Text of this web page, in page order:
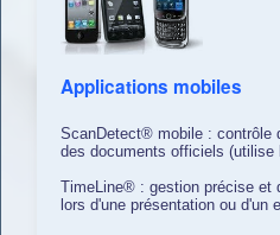
Applications mobiles
ScanDetect® mobile : contrôle
des documents officiels
TimeLine® : gestion précise et
lors d'une présentation ou d'un